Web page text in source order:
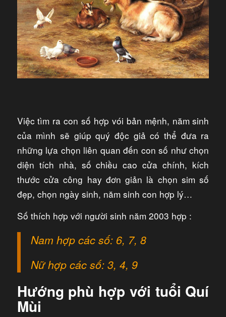
Việc tìm ra con số hợp vói bản mệnh, năm sinh
của mình sẽ giúp quý độc giả có thể đưa ra
những lựa chọn liên quan đến con số như chọn
diện tích nhà, số chiều cao cửa chính, kích
thước cửa công hay đơn giản là chọn sim số
đẹp, chọn ngày sinh, năm sinh con hợp lý…
Số thích hợp với người sinh năm 2003 hợp :
Nam hợp các số: 6, 7, 8
Nữ hợp các số: 3, 4, 9
Hướng phù hợp với tuổi Quí
Mùi